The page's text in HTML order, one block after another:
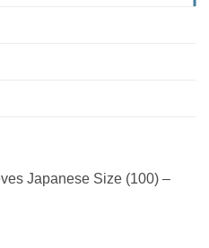
Japanese Size (100) –